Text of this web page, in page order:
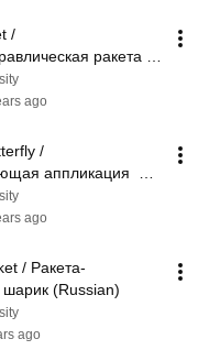
/
ракета
ago
/
аппликация
ago
/ Ракета-
(Russian)
ago